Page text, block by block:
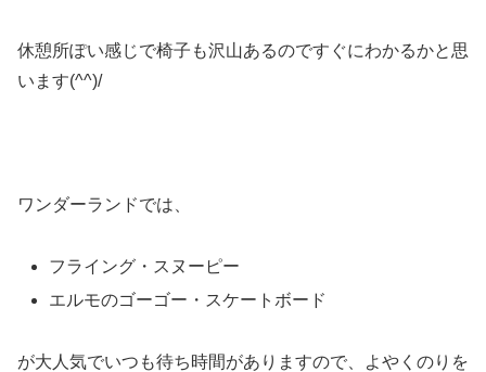
休憩所ぽい感じで椅子も沢山あるのですぐにわかるかと思
います(^^)/
ワンダーランドでは、
フライング・スヌーピー
エルモのゴーゴー・スケートボード
が大人気でいつも待ち時間がありますので、よやくのりを